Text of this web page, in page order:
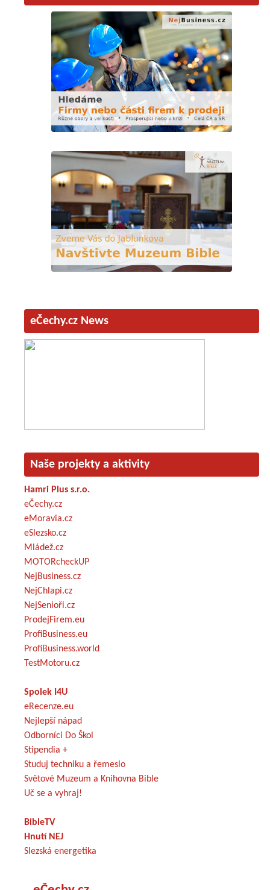
eČechy.cz News
Naše projekty a aktivity
Hamri Plus s.r.o.
eČechy.cz
eMoravia.cz
eSlezsko.cz
Mládež.cz
MOTORcheckUP
NejBusiness.cz
NejChlapi.cz
NejSenioři.cz
ProdejFirem.eu
ProfiBusiness.eu
ProfiBusiness.world
TestMotoru.cz
Spolek I4U
eRecenze.eu
Nejlepší nápad
Odborníci Do Škol
Stipendia +
Studuj techniku a řemeslo
Světové Muzeum a Knihovna Bible
Uč se a vyhraj!
BibleTV
Hnutí NEJ
Slezská energetika